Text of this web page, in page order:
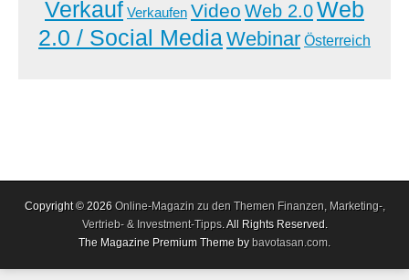
Verkauf Verkaufen Video Web 2.0Web
2.0 / Social MediaWebinar Österreich
Copyright © 2026 Online-Magazin zu den Themen Finanzen, Marketing-,
Vertrieb- & Investment-Tipps. All Rights Reserved.
The Magazine Premium Theme by bavotasan.com.